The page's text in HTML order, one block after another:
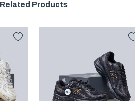
Related Products